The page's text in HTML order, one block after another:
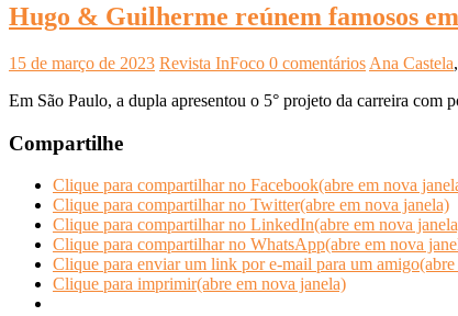
Hugo & Guilherme reúnem famosos
15 de março de 2023 Revista InFoco 0 comentários Ana Castela,
Em São Paulo, a dupla apresentou o 5° projeto da carreira
Compartilhe
Clique para compartilhar no Facebook(abre em nova
Clique para compartilhar no Twitter(abre em nova janela)
Clique para compartilhar no LinkedIn(abre em nova
Clique para compartilhar no WhatsApp(abre em nova
Clique para enviar um link por e-mail para um
Clique para imprimir(abre em nova janela)